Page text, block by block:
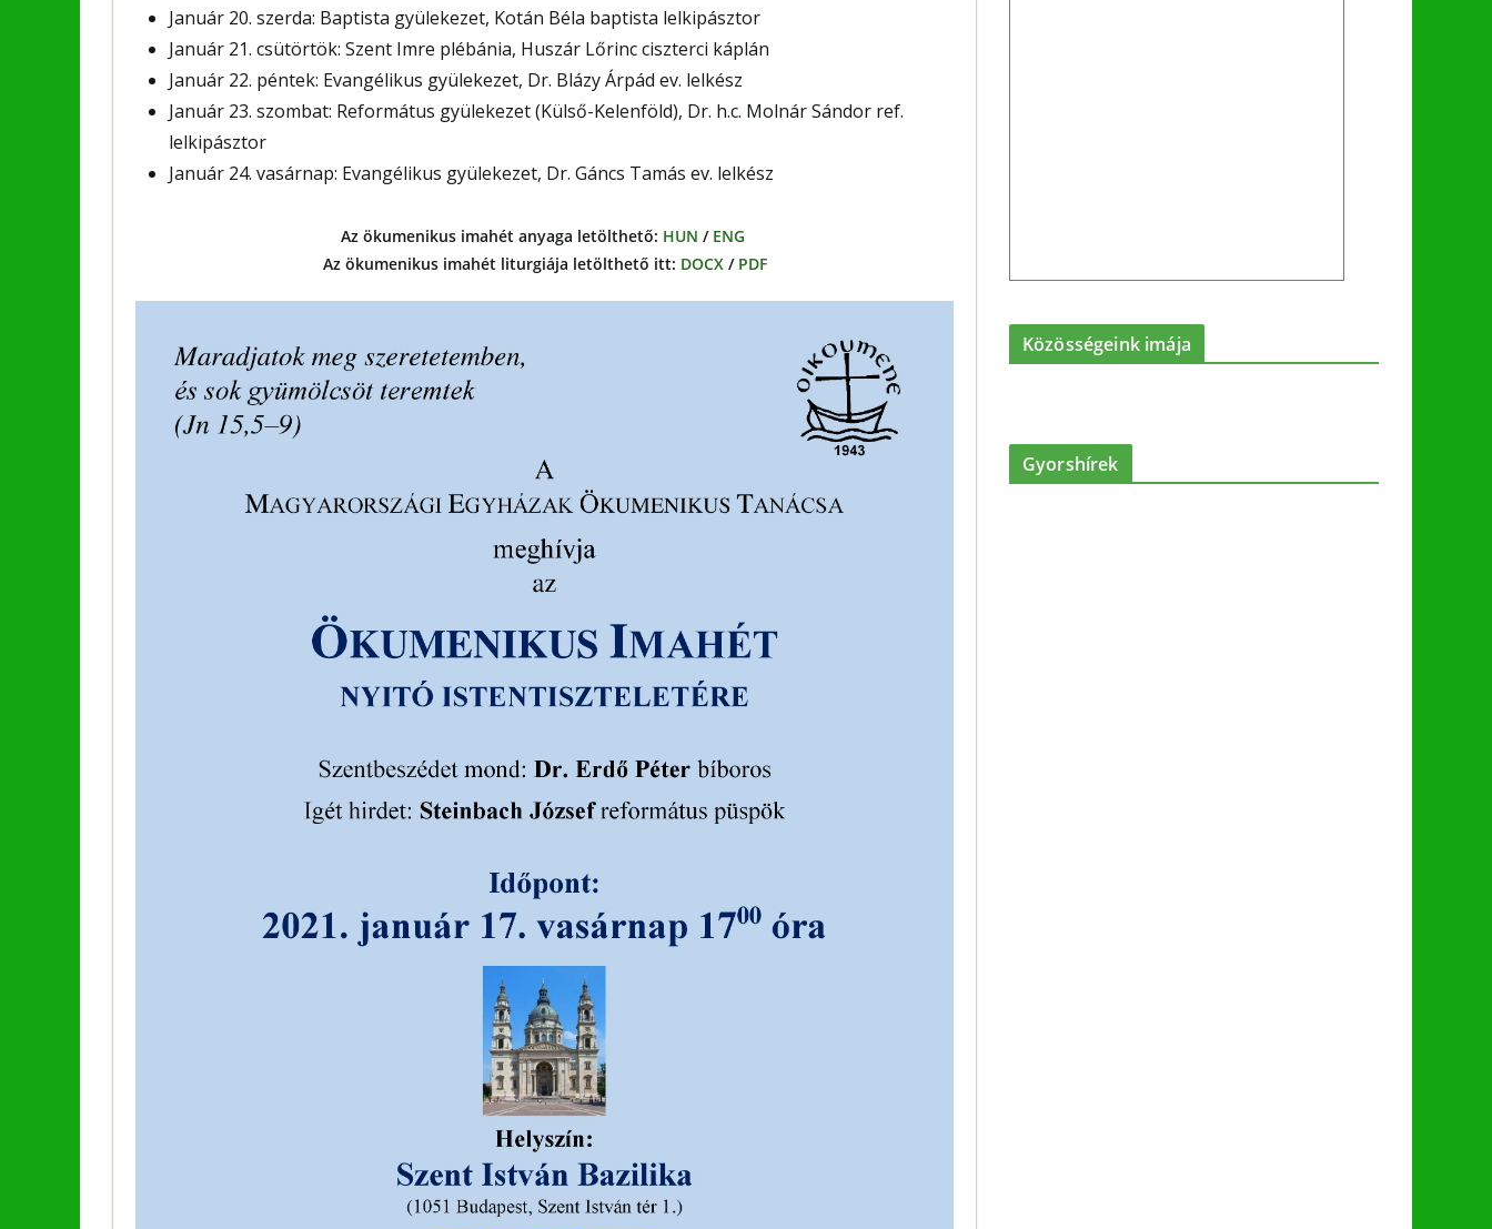
Január 20. szerda: Baptista gyülekezet, Kotán Béla baptista lelkipásztor
Január 21. csütörtök: Szent Imre plébánia, Huszár Lőrinc ciszterci káplán
Január 22. péntek: Evangélikus gyülekezet, Dr. Blázy Árpád ev. lelkész
Január 23. szombat: Református gyülekezet (Külső-Kelenföld), Dr. h.c. Molnár Sándor ref.
lelkipásztor
Január 24. vasárnap: Evangélikus gyülekezet, Dr. Gáncs Tamás ev. lelkész
Az ökumenikus imahét anyaga letölthető: HUN / ENG
Az ökumenikus imahét liturgiája letölthető itt: DOCX / PDF
Közösségeink imája
Gyorshírek